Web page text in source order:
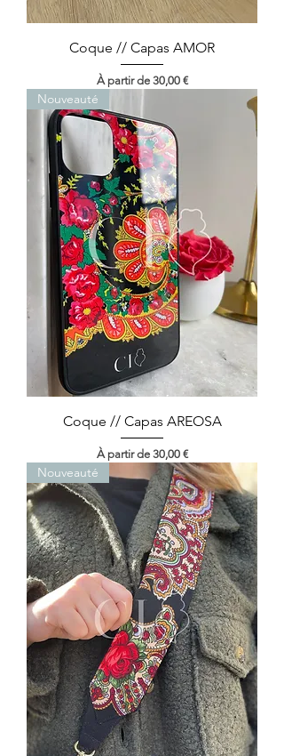
Coque // Capas AMOR
À partir de 30,00 €
Prix promotionnel
Nouveauté
Coque // Capas AREOSA
À partir de 30,00 €
Prix promotionnel
Nouveauté